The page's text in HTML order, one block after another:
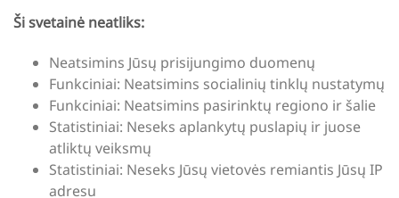
Ši svetainė neatliks:
Neatsimins Jūsų prisijungimo duomenų
Funkciniai: Neatsimins socialinių tinklų nustatymų
Funkciniai: Neatsimins pasirinktų regiono ir šalie
Statistiniai: Neseks aplankytų puslapių ir juose
atliktų veiksmų
Statistiniai: Neseks Jūsų vietovės remiantis Jūsų IP
adresu